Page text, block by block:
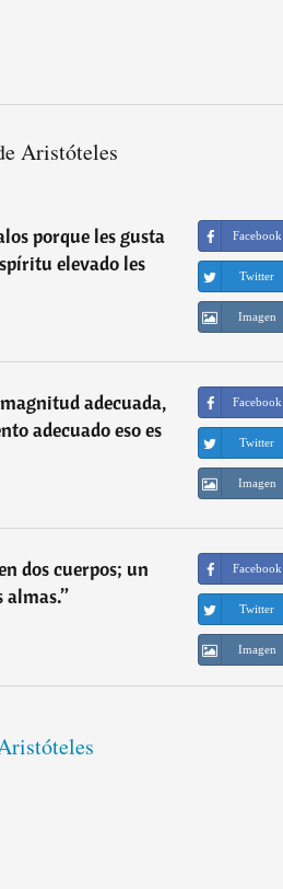
Aristóteles
porque les gusta
elevado les
Facebook
Twitter
Imagen
adecuada,
adecuado eso es
Facebook
Twitter
Imagen
dos cuerpos; un
almas.”
Facebook
Twitter
Imagen